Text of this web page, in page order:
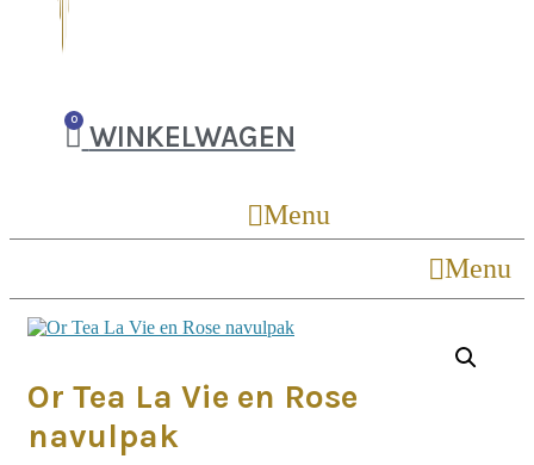
0 WINKELWAGEN
Menu
Menu
Or Tea La Vie en Rose
navulpak